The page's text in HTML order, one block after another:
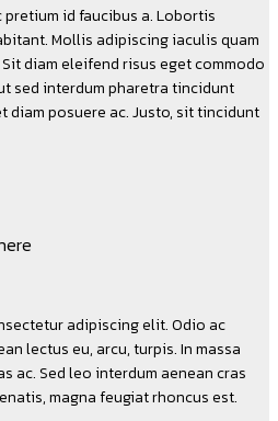
id faucibus a. Lobortis
Mollis adipiscing iaculis quam
diam eleifend risus eget commodo
sed interdum pharetra tincidunt
diam posuere ac. Justo, sit tincidunt
adipiscing elit. Odio ac
lectus eu, arcu, turpis. In massa
ac. Sed leo interdum aenean cras
magna feugiat rhoncus est.